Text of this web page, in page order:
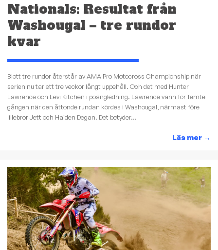
Nationals: Resultat från
Washougal – tre rundor
kvar
Blott tre rundor återstår av AMA Pro Motocross Championship när
serien nu tar ett tre veckor långt uppehåll. Och det med Hunter
Lawrence och Levi Kitchen i poängledning. Lawrence vann för femte
gången när den åttonde rundan kördes i Washougal, närmast före
lillebror Jett och Haiden Degan. Det betyder...
Läs mer →